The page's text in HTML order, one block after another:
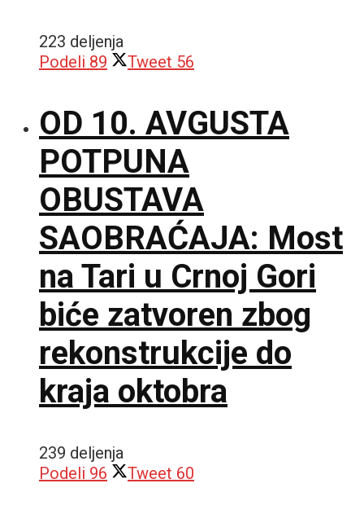
223 deljenja
Podeli 89 Tweet 56
OD 10. AVGUSTA
POTPUNA
OBUSTAVA
SAOBRAĆAJA: Most
na Tari u Crnoj Gori
biće zatvoren zbog
rekonstrukcije do
kraja oktobra
239 deljenja
Podeli 96 Tweet 60